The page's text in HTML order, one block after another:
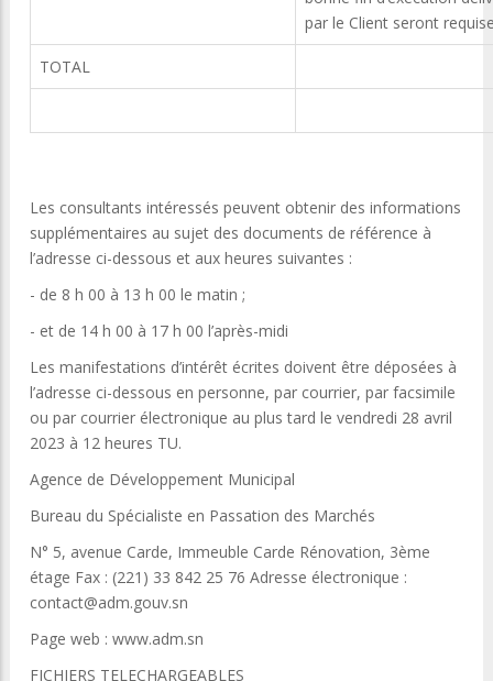
par le Client seront
TOTAL
Les consultants intéressés peuvent obtenir des informations
supplémentaires au sujet des documents de référence à
l’adresse ci-dessous et aux heures suivantes :
- de 8 h 00 à 13 h 00 le matin ;
- et de 14 h 00 à 17 h 00 l’après-midi
Les manifestations d’intérêt écrites doivent être déposées à
l’adresse ci-dessous en personne, par courrier, par facsimile
ou par courrier électronique au plus tard le vendredi 28 avril
2023 à 12 heures TU.
Agence de Développement Municipal
Bureau du Spécialiste en Passation des Marchés
N° 5, avenue Carde, Immeuble Carde Rénovation, 3ème
étage Fax : (221) 33 842 25 76 Adresse électronique :
contact@adm.gouv.sn
Page web : www.adm.sn
FICHIERS TELECHARGEABLES